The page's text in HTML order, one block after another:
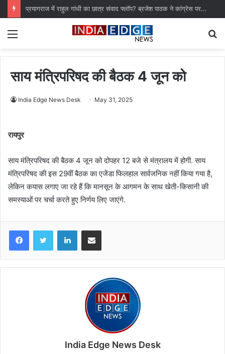
प्रयागराज में राहुल गांधी का छात्र संवाद फ्लॉप? ब्रजेश पाठक ने कांग्रेस पर साधा निशाना
Menu
साय मंत्रिपरिषद की बैठक 4 जून को
India Edge News Desk May 31, 2025
रायपुर
साय मंत्रिपरिषद की बैठक 4 जून को दोपहर 12 बजे से मंत्रालय में होगी. साय
मंत्रिपरिषद की इस 29वीं बैठक का एजेंडा फिलहाल सार्वजनिक नहीं किया गया है,
लेकिन कयास लगाए जा रहे हैं कि मानसून के आगमन के साथ खेती-किसानी की
समस्याओं पर चर्चा करते हुए निर्णय लिए जाएंगे.
LinkedInShare via Email
India Edge News Desk